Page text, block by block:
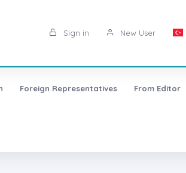
Sign in New User
Foreign Representatives From Editor